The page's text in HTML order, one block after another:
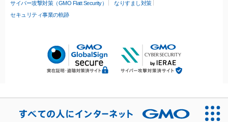
サイバー攻撃対策（GMO Flatt Security）
なりすまし対策
セキュリティ事業の軌跡